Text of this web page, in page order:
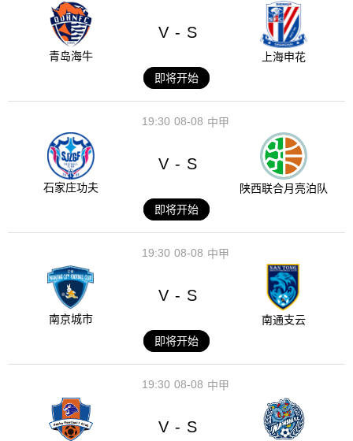
青岛海牛
V - S
上海申花
即将开始
08-08
19:30 中甲
石家庄功夫
V - S
陕西联合月亮泊队
即将开始
08-08
19:30 中甲
南京城市
V - S
南通支云
即将开始
08-08
19:30 中甲
V - S